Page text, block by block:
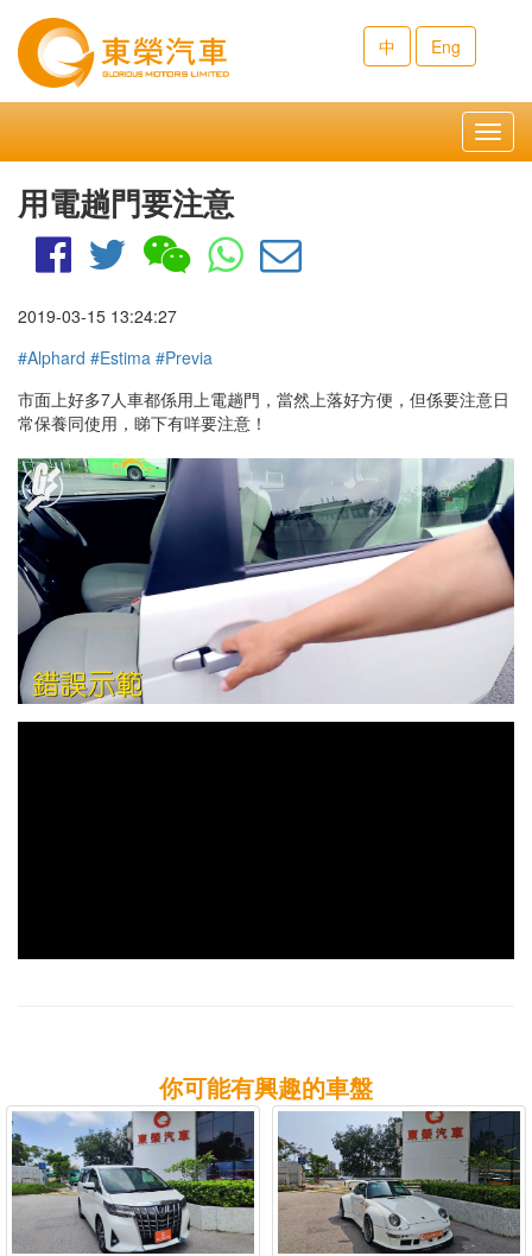
中 Eng
用電趟門要注意
2019-03-15 13:24:27
#Alphard #Estima #Previa
市面上好多7人車都係用上電趟門，當然上落好方便，但係要注意日
常保養同使用，睇下有咩要注意！
你可能有興趣的車盤